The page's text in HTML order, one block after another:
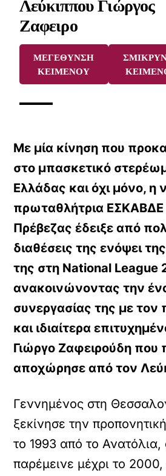
Λεύκιππου Γιώργος
Ζαφειρο
ΜΕΓΕΘΥΝΣΗ
ΚΕΙΜΕΝΟΥ
Με μία κίνηση που
στο μπασκετικό
Ελλάδας και όχι μόνο, η
πρωταθλήτρια ΕΣΚΑΒΔΕ
Πρέβεζας έδειξε από
διαθέσεις της ενόψει
της στη National League
ανακοινώνοντας την
συνεργασίας της με τον
και ιδιαίτερα
Γιώργο Ζαφειρούδη
αποχώρησε από τον
Γεννημένος στη
ξεκίνησε την
το 1993 από το Ανατόλια,
παρέμεινε μέχρι το 2000,